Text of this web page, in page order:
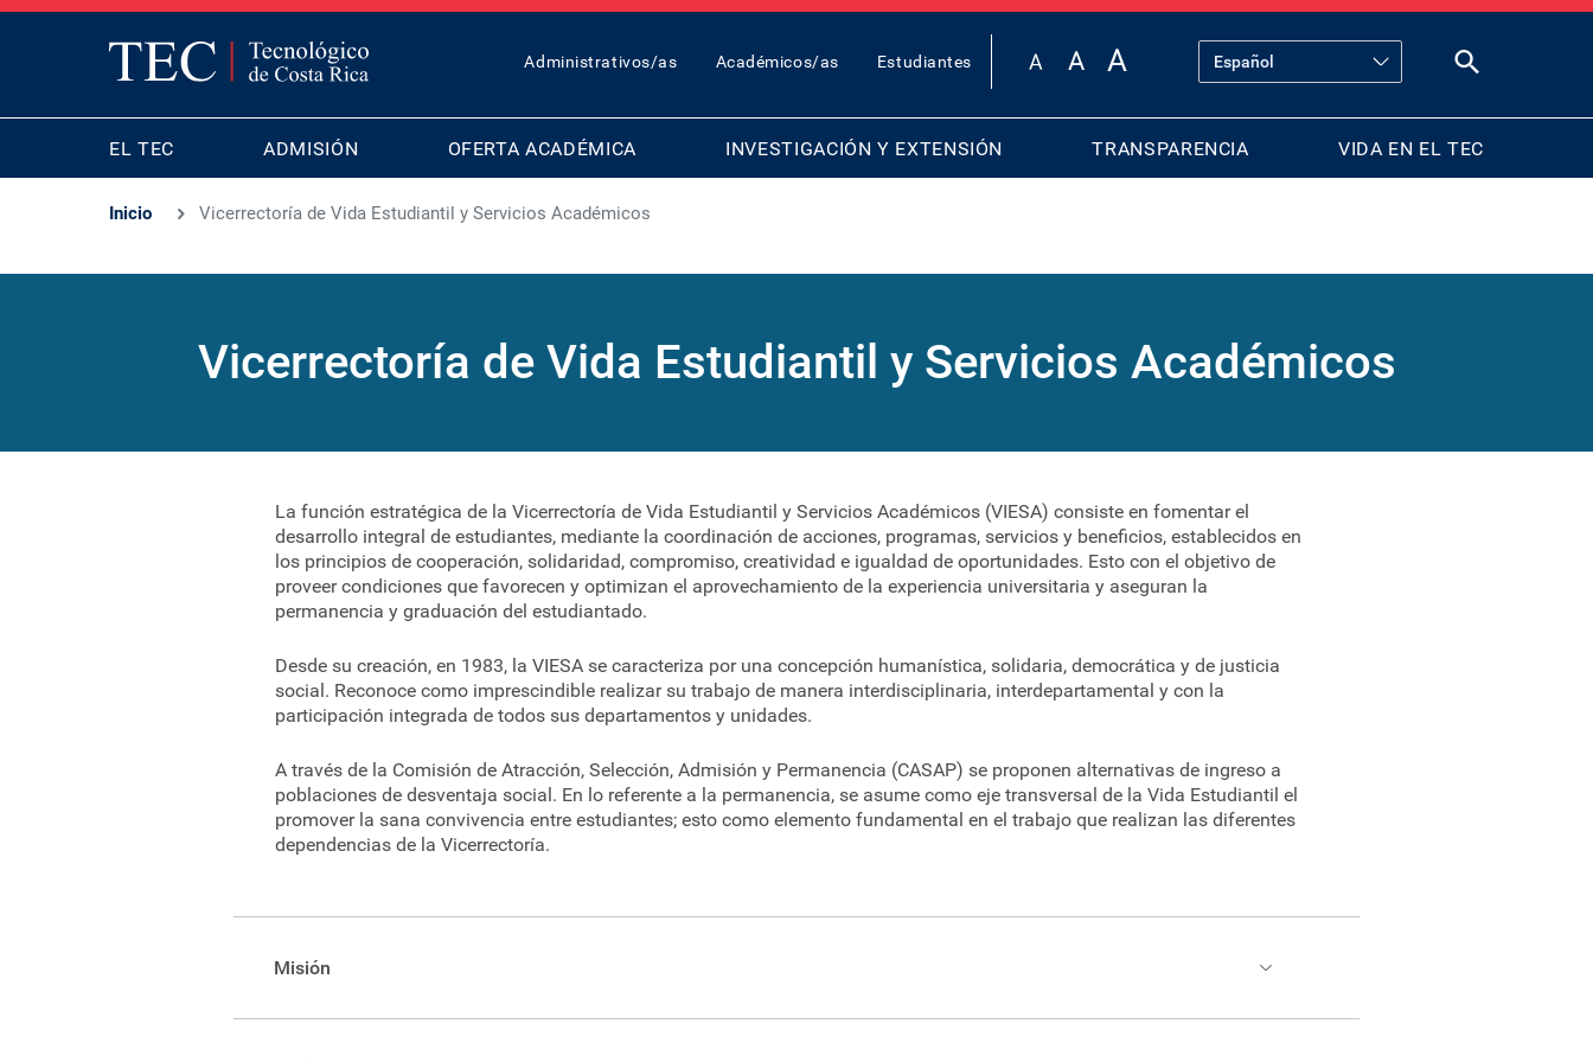
TOP
MENU
Administrativos/as Académicos/as Estudiantes
MAIN
NAVIGATION
EL TEC ADMISIÓN OFERTA ACADÉMICA INVESTIGACIÓN Y EXTENSIÓN TRANSPARENCIA VIDA EN EL TEC
Inicio Vicerrectoría de Vida Estudiantil y Servicios Académicos
Vicerrectoría de Vida Estudiantil y Servicios Académicos
La función estratégica de la Vicerrectoría de Vida Estudiantil y Servicios Académicos (VIESA) consiste en fomentar el
desarrollo integral de estudiantes, mediante la coordinación de acciones, programas, servicios y beneficios, establecidos en
los principios de cooperación, solidaridad, compromiso, creatividad e igualdad de oportunidades. Esto con el objetivo de
proveer condiciones que favorecen y optimizan el aprovechamiento de la experiencia universitaria y aseguran la
permanencia y graduación del estudiantado.
Desde su creación, en 1983, la VIESA se caracteriza por una concepción humanística, solidaria, democrática y de justicia
social. Reconoce como imprescindible realizar su trabajo de manera interdisciplinaria, interdepartamental y con la
participación integrada de todos sus departamentos y unidades.
A través de la Comisión de Atracción, Selección, Admisión y Permanencia (CASAP) se proponen alternativas de ingreso a
poblaciones de desventaja social. En lo referente a la permanencia, se asume como eje transversal de la Vida Estudiantil el
promover la sana convivencia entre estudiantes; esto como elemento fundamental en el trabajo que realizan las diferentes
dependencias de la Vicerrectoría.
Misión